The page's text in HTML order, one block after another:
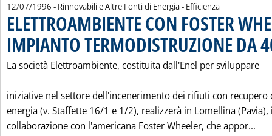
12/07/1996 - Rinnovabili e Altre Fonti di Energia - Efficienza
ELETTROAMBIENTE CON FOSTER
IMPIANTO TERMODISTRUZIONE DA
La società Elettroambiente, costituita dall'Enel per sviluppare
iniziative nel settore dell'incenerimento dei rifiuti con recupero
energia (v. Staffette 16/1 e 1/2), realizzerà in Lomellina (Pavia),
collaborazione con l'americana Foster Wheeler, che appor...